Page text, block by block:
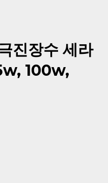
진장수 세라
100w,